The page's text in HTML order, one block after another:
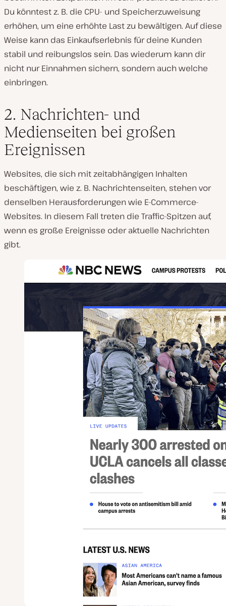
Du könntest z. B. die CPU- und Speicherzuweisung
erhöhen, um eine erhöhte Last zu bewältigen. Auf diese
Weise kann das Einkaufserlebnis für deine Kunden
stabil und reibungslos sein. Das wiederum kann dir
nicht nur Einnahmen sichern, sondern auch welche
einbringen.
2. Nachrichten- und
Medienseiten bei großen
Ereignissen
Websites, die sich mit zeitabhängigen Inhalten
beschäftigen, wie z. B. Nachrichtenseiten, stehen vor
denselben Herausforderungen wie E-Commerce-
Websites. In diesem Fall treten die Traffic-Spitzen auf,
wenn es große Ereignisse oder aktuelle Nachrichten
gibt.